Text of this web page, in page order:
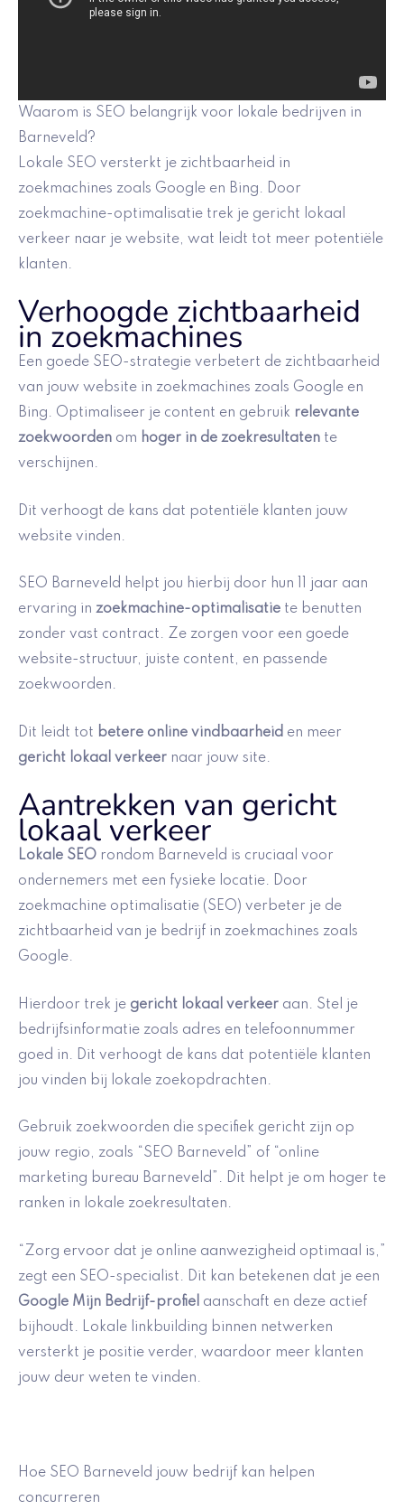
Waarom is SEO belangrijk voor lokale bedrijven in
Barneveld?
Lokale SEO versterkt je zichtbaarheid in
zoekmachines zoals Google en Bing. Door
zoekmachine-optimalisatie trek je gericht lokaal
verkeer naar je website, wat leidt tot meer potentiële
klanten.
Verhoogde zichtbaarheid
in zoekmachines
Een goede SEO-strategie verbetert de zichtbaarheid
van jouw website in zoekmachines zoals Google en
Bing. Optimaliseer je content en gebruik relevante
zoekwoorden om hoger in de zoekresultaten te
verschijnen.
Dit verhoogt de kans dat potentiële klanten jouw
website vinden.
SEO Barneveld helpt jou hierbij door hun 11 jaar aan
ervaring in zoekmachine-optimalisatie te benutten
zonder vast contract. Ze zorgen voor een goede
website-structuur, juiste content, en passende
zoekwoorden.
Dit leidt tot betere online vindbaarheid en meer
gericht lokaal verkeer naar jouw site.
Aantrekken van gericht
lokaal verkeer
Lokale SEO rondom Barneveld is cruciaal voor
ondernemers met een fysieke locatie. Door
zoekmachine optimalisatie (SEO) verbeter je de
zichtbaarheid van je bedrijf in zoekmachines zoals
Google.
Hierdoor trek je gericht lokaal verkeer aan. Stel je
bedrijfsinformatie zoals adres en telefoonnummer
goed in. Dit verhoogt de kans dat potentiële klanten
jou vinden bij lokale zoekopdrachten.
Gebruik zoekwoorden die specifiek gericht zijn op
jouw regio, zoals “SEO Barneveld” of “online
marketing bureau Barneveld”. Dit helpt je om hoger te
ranken in lokale zoekresultaten.
“Zorg ervoor dat je online aanwezigheid optimaal is,”
zegt een SEO-specialist. Dit kan betekenen dat je een
Google Mijn Bedrijf-profiel aanschaft en deze actief
bijhoudt. Lokale linkbuilding binnen netwerken
versterkt je positie verder, waardoor meer klanten
jouw deur weten te vinden.
Hoe SEO Barneveld jouw bedrijf kan helpen
concurreren